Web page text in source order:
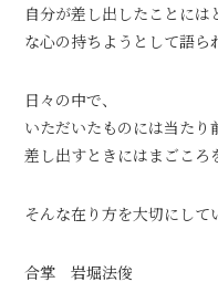
自分が差し出したことに
な心の持ちようとして語ら
日々の中で、
いただいたものには当たり
差し出すときにはまごころ
そんな在り方を大切にして
合掌 岩堀法俊